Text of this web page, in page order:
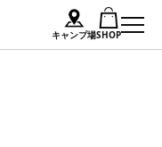
キャンプ場SHOP